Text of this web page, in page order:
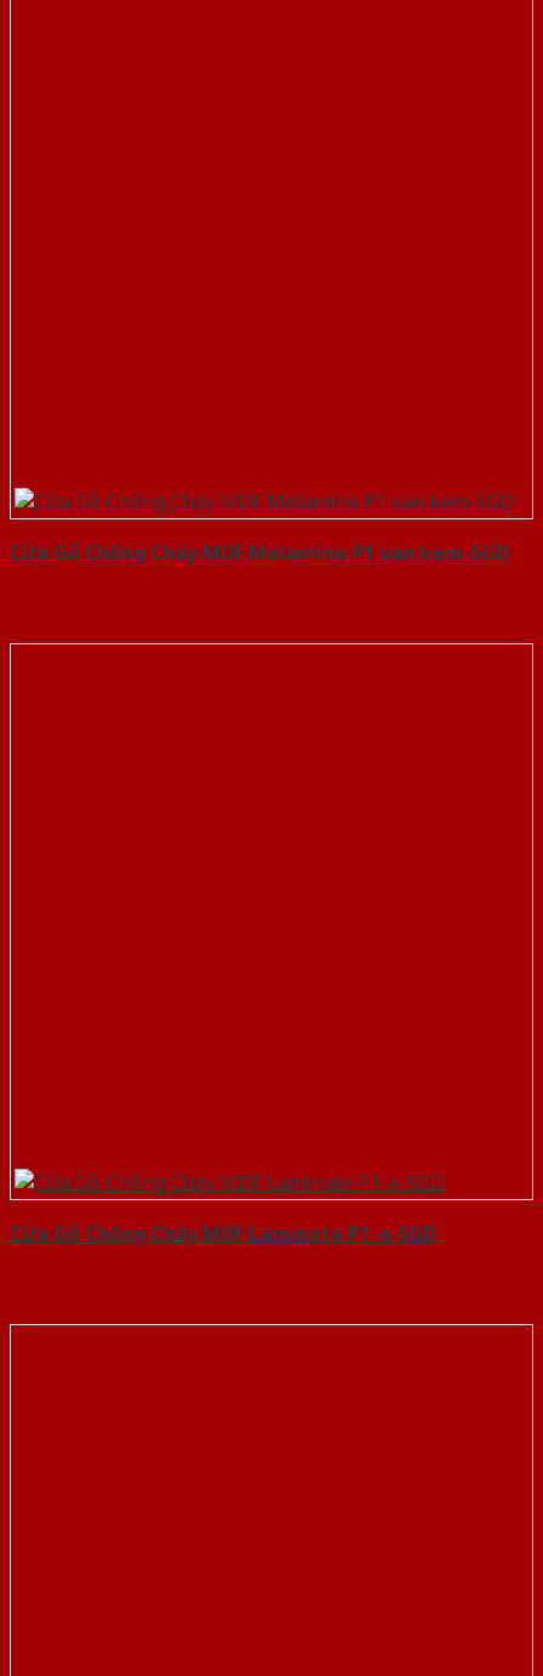
Cửa Gỗ Chống Cháy MDF Melamine P1 van kem-SGD
Cửa Gỗ Chống Cháy MDF Laminate P1-a-SGD